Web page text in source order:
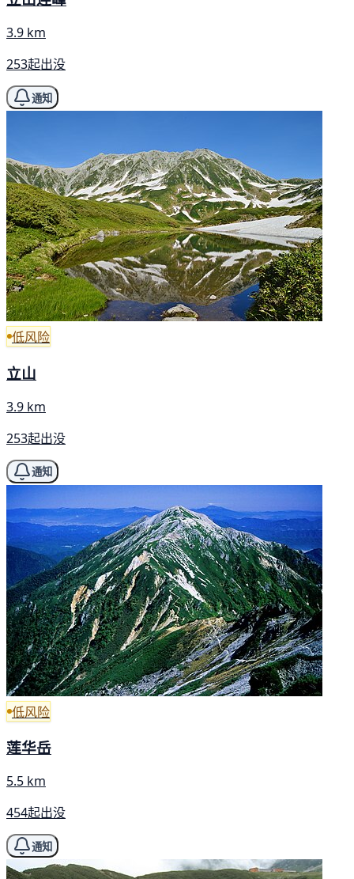
3.9 km
253起出没
通知
低风险
立山
3.9 km
253起出没
通知
低风险
莲华岳
5.5 km
454起出没
通知